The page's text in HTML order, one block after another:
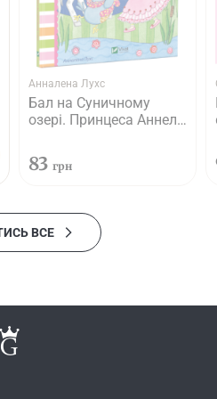
Анналена Лухс
Бал на Суничному
озері. Принцеса Аннелі
поні
83 грн
ВСЕ